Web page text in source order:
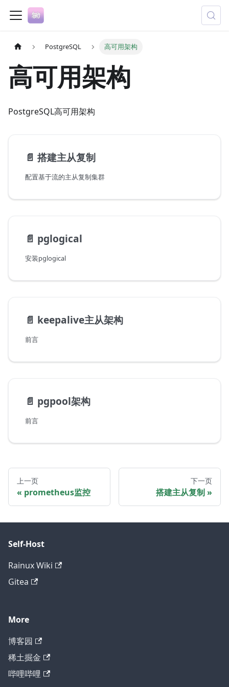
PostgreSQL 高可用架构
高可用架构
PostgreSQL高可用架构
📄️ 搭建主从复制
配置基于流的主从复制集群
📄️ pglogical
安装pglogical
📄️ keepalive主从架构
前言
📄️ pgpool架构
前言
上一页
prometheus监控
下一页
搭建主从复制
Self-Host
Rainux Wiki
Gitea
More
博客园
稀土掘金
哔哩哔哩